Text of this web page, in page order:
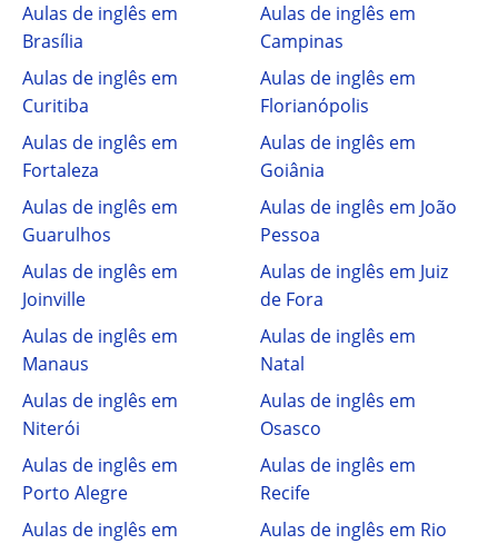
Aulas de inglês em
Brasília
Aulas de inglês em
Campinas
Aulas de inglês em
Curitiba
Aulas de inglês em
Florianópolis
Aulas de inglês em
Fortaleza
Aulas de inglês em
Goiânia
Aulas de inglês em
Guarulhos
Aulas de inglês em João
Pessoa
Aulas de inglês em
Joinville
Aulas de inglês em Juiz
de Fora
Aulas de inglês em
Manaus
Aulas de inglês em
Natal
Aulas de inglês em
Niterói
Aulas de inglês em
Osasco
Aulas de inglês em
Porto Alegre
Aulas de inglês em
Recife
Aulas de inglês em
Aulas de inglês em Rio